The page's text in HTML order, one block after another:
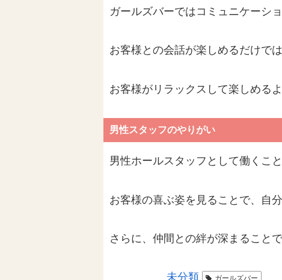
ガールズバーではコミュニケーシ
お客様との会話が楽しめるだけで
お客様がリラックスして楽しめる
男性スタッフのやりがい
男性ホールスタッフとして働くこ
お客様の喜ぶ姿を見ることで、自
さらに、仲間との絆が深まること
未分類